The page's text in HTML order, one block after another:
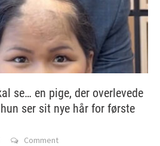
se… en pige, der overlevede
ser sit nye hår for første
Comment